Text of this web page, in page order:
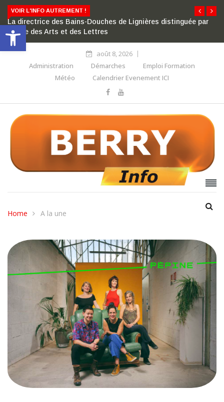
Ouvrir la barre d’outils
VOIR L'INFO AUTREMENT !
La directrice des Bains-Douches de Lignières distinguée par
l’ordre des Arts et des Lettres
août 8, 2026
Administration
Démarches
Emploi Formation
Météo
Calendrier Evenement ICI
Home A la une